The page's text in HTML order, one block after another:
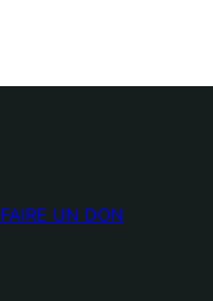
FAIRE UN DON